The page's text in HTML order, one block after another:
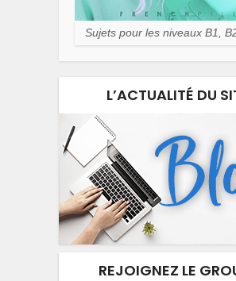
Sujets pour les niveaux B1,
L’ACTUALITÉ DU
REJOIGNEZ LE